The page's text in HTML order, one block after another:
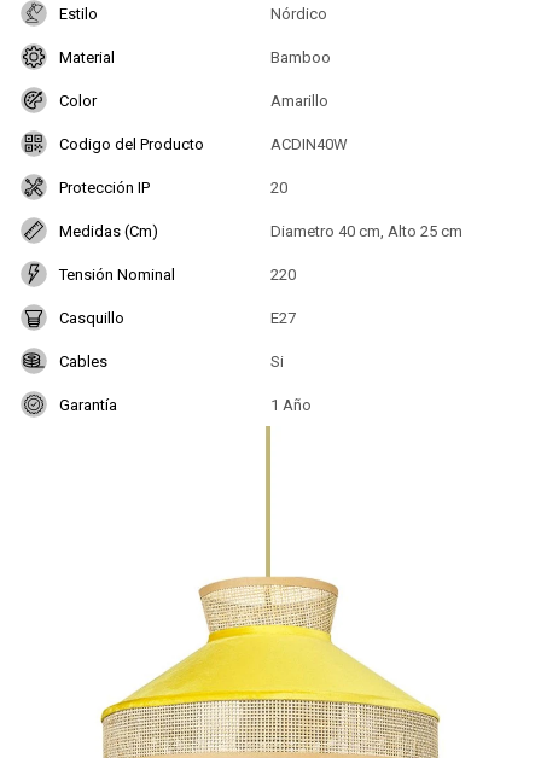
Estilo Nórdico
Material Bamboo
Color Amarillo
Codigo del Producto ACDIN40W
Protección IP 20
Medidas (Cm) Diametro 40 cm, Alto 25 cm
Tensión Nominal 220
Casquillo E27
Cables Si
Garantía 1 Año